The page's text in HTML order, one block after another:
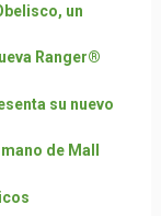
un
Ranger®
su nuevo
de Mall